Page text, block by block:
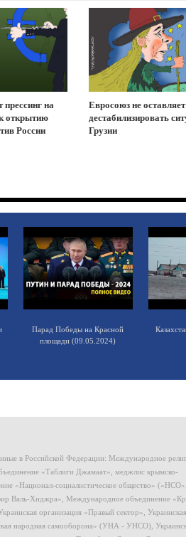
прессинг на
открытию
России
Евросоюз не
дестабилизировать
Грузии
Парад Победы на Красной
площади (09.05.2024)
в Российской Федерации: Международное
«Таблиги Джамаат», меджлис крымско-
«Национал-социалистическое общество» («НСО»,
Валь-Хиджра», Международное объединение
организация «Правый сектор», Украинская
народная самооборона» (УНА - УНСО),